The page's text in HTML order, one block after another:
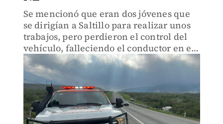
Se mencionó que eran dos jóvenes que
se dirigían a Saltillo para realizar unos
trabajos, pero perdieron el control del
vehículo, falleciendo el conductor en el
sitio.